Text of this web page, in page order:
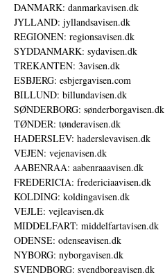
DANMARK: danmarkavisen.dk
JYLLAND: jyllandsavisen.dk
REGIONEN: regionsavisen.dk
SYDDANMARK: sydavisen.dk
TREKANTEN: 3avisen.dk
ESBJERG: esbjergavisen.com
BILLUND: billundavisen.dk
SØNDERBORG: sønderborgavisen.dk
TØNDER: tønderavisen.dk
HADERSLEV: haderslevavisen.dk
VEJEN: vejenavisen.dk
AABENRAA: aabenraaavisen.dk
FREDERICIA: fredericiaavisen.dk
KOLDING: koldingavisen.dk
VEJLE: vejleavisen.dk
MIDDELFART: middelfartavisen.dk
ODENSE: odenseavisen.dk
NYBORG: nyborgavisen.dk
SVENDBORG: svendborgavisen.dk